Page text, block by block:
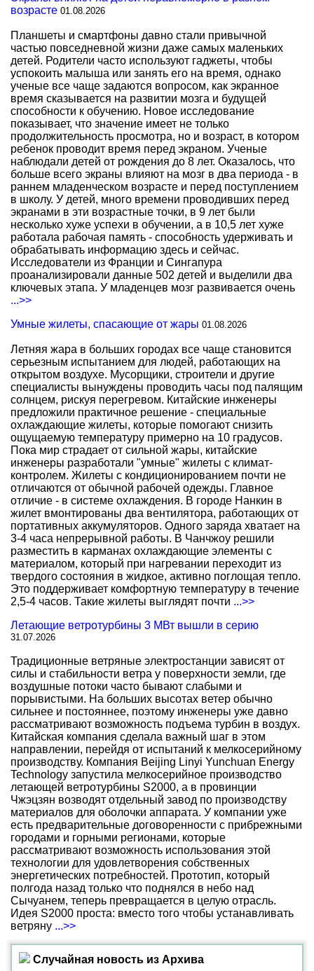
возрасте 01.08.2026
Планшеты и смартфоны давно стали привычной
частью повседневной жизни даже самых маленьких
детей. Родители часто используют гаджеты, чтобы
успокоить малыша или занять его на время, однако
ученые все чаще задаются вопросом, как экранное
время сказывается на развитии мозга и будущей
способности к обучению. Новое исследование
показывает, что значение имеет не только
продолжительность просмотра, но и возраст, в котором
ребенок проводит время перед экраном. Ученые
наблюдали детей от рождения до 8 лет. Оказалось, что
больше всего экраны влияют на мозг в два периода - в
раннем младенческом возрасте и перед поступлением
в школу. У детей, много времени проводивших перед
экранами в эти возрастные точки, в 9 лет были
несколько хуже успехи в обучении, а в 10,5 лет хуже
работала рабочая память - способность удерживать и
обрабатывать информацию здесь и сейчас.
Исследователи из Франции и Сингапура
проанализировали данные 502 детей и выделили два
ключевых этапа. У младенцев мозг развивается очень
...>>
Умные жилеты, спасающие от жары 01.08.2026
Летняя жара в больших городах все чаще становится
серьезным испытанием для людей, работающих на
открытом воздухе. Мусорщики, строители и другие
специалисты вынуждены проводить часы под палящим
солнцем, рискуя перегревом. Китайские инженеры
предложили практичное решение - специальные
охлаждающие жилеты, которые помогают снизить
ощущаемую температуру примерно на 10 градусов.
Пока мир страдает от сильной жары, китайские
инженеры разработали "умные" жилеты с климат-
контролем. Жилеты с кондиционированием почти не
отличаются от обычной рабочей одежды. Главное
отличие - в системе охлаждения. В городе Нанкин в
жилет вмонтированы два вентилятора, работающих от
портативных аккумуляторов. Одного заряда хватает на
3-4 часа непрерывной работы. В Чанчжоу решили
разместить в карманах охлаждающие элементы с
материалом, который при нагревании переходит из
твердого состояния в жидкое, активно поглощая тепло.
Это поддерживает комфортную температуру в течение
2,5-4 часов. Такие жилеты выглядят почти ...>>
Летающие ветротурбины 3 МВт вышли в серию
31.07.2026
Традиционные ветряные электростанции зависят от
силы и стабильности ветра у поверхности земли, где
воздушные потоки часто бывают слабыми и
порывистыми. На больших высотах ветер обычно
сильнее и постояннее, поэтому инженеры уже давно
рассматривают возможность подъема турбин в воздух.
Китайская компания сделала важный шаг в этом
направлении, перейдя от испытаний к мелкосерийному
производству. Компания Beijing Linyi Yunchuan Energy
Technology запустила мелкосерийное производство
летающей ветротурбины S2000, а в провинции
Чжэцзян возводят отдельный завод по производству
материалов для оболочки аппарата. У компании уже
есть предварительные договоренности с прибрежными
городами и горными регионами, которые
рассматривают возможность использования этой
технологии для удовлетворения собственных
энергетических потребностей. Прототип, который
полгода назад только что поднялся в небо над
Сычуанем, теперь превращается в целую отрасль.
Идея S2000 проста: вместо того чтобы устанавливать
ветряну ...>>
Случайная новость из Архива